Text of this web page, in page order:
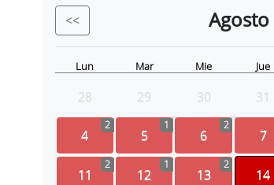
<< Agosto
Lun Mar Mie Jue
28 29 30 31
4
2
5
1
6
2
7
11
2
12
1
13
2
14